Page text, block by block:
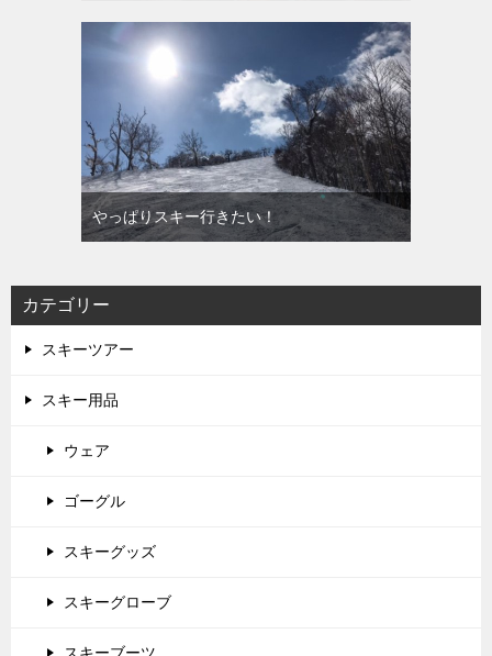
やっぱりスキー行きたい！
カテゴリー
スキーツアー
スキー用品
ウェア
ゴーグル
スキーグッズ
スキーグローブ